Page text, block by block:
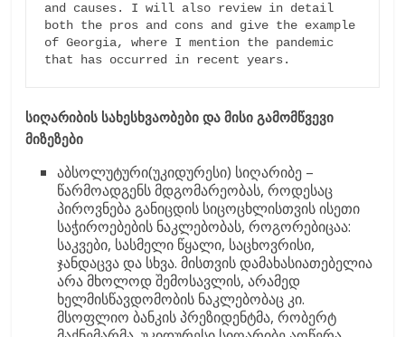
and causes. I will also review in detail
both the pros and cons and give the example
of Georgia, where I mention the pandemic
that has occurred in recent years.
სიღარიბის სახესხვაობები და მისი გამომწვევი
მიზეზები
აბსოლუტური(უკიდურესი) სიღარიბე –
წარმოადგენს მდგომარეობას, როდესაც
პიროვნება განიცდის სიცოცხლისთვის ისეთი
საჭიროებების ნაკლებობას, როგორებიცაა:
საკვები, სასმელი წყალი, საცხოვრისი,
ჯანდაცვა და სხვა. მისთვის დამახასიათებელია
არა მხოლოდ შემოსავლის, არამედ
ხელმისწავდომობის ნაკლებობაც კი.
მსოფლიო ბანკის პრეზიდენტმა, რობერტ